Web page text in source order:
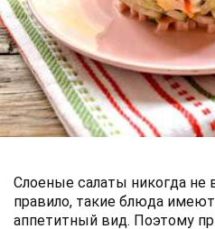
Слоеные салаты никогда
правило, такие блюда
аппетитный вид. Поэтому